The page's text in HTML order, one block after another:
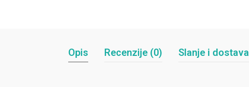
Opis Recenzije (0) Slanje i dostava